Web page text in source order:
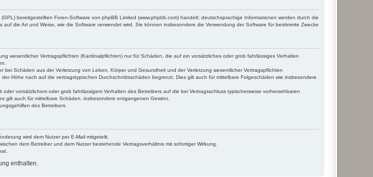
(GPL) bereitgestellten Foren-Software von phpBB Limited (www.phpbb.com) handelt; deutschsprachige Informationen werden durch die
die Art und Weise, wie die Software verwendet wird. Sie können insbesondere die Verwendung der Software für bestimmte Zwecke
wesentlicher Vertragspflichten (Kardinalpflichten) nur für Schäden, die auf ein vorsätzliches oder grob fahrlässiges Verhalten
Schäden aus der Verletzung von Leben, Körper und Gesundheit und der Verletzung wesentlicher Vertragspflichten
Höhe nach auf die vertragstypischen Durchschnittsschäden begrenzt. Dies gilt auch für mittelbare Folgeschäden wie insbesondere
vorsätzlichem oder grob fahrlässigem Verhalten des Betreibers auf die bei Vertragsschluss typischerweise vorhersehbaren
gilt auch für mittelbare Schäden, insbesondere entgangenen Gewinn.
des Betreibers.
wird dem Nutzer per E-Mail mitgeteilt.
dem Betreiber und dem Nutzer bestehende Vertragsverhältnis mit sofortiger Wirkung.
enthalten.